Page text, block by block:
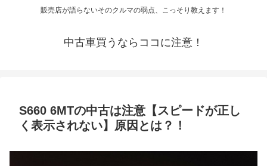
販売店が語らないそのクルマの弱点、こっそり教えます！
中古車買うならココに注意！
S660 6MTの中古は注意【スピードが正し
く表示されない】原因とは？！